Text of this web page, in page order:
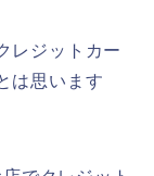
レジットカー
は思います